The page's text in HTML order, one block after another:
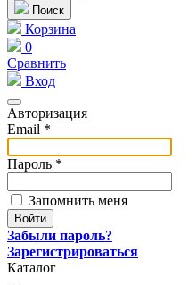
Поиск
Корзина
0
Сравнить
Вход
Авторизация
Email *
Пароль *
Запомнить меня
Забыли пароль?
Зарегистрироваться
Каталог